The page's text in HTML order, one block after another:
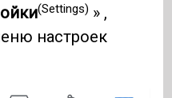
(Settings) » ,
настроек